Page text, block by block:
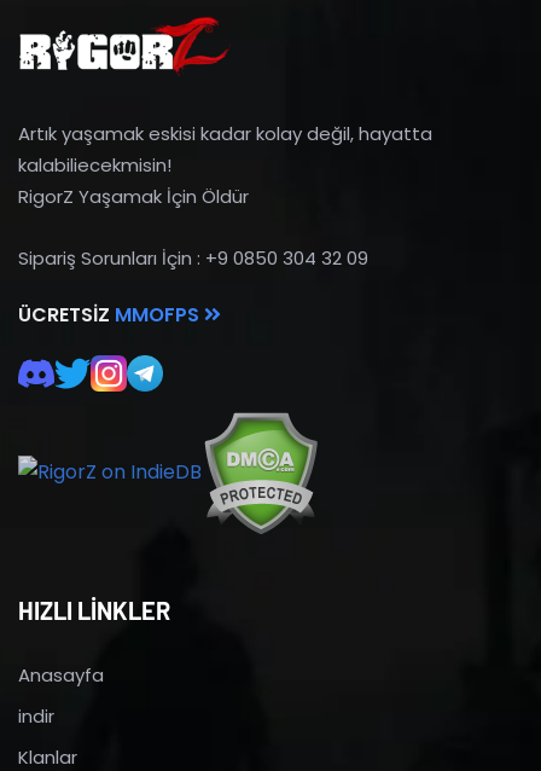
Artık yaşamak eskisi kadar kolay değil, hayatta
kalabiliecekmisin!
RigorZ Yaşamak İçin Öldür
Sipariş Sorunları İçin : +9 0850 304 32 09
ÜCRETSIZ MMOFPS
HIZLI LİNKLER
Anasayfa
indir
Klanlar